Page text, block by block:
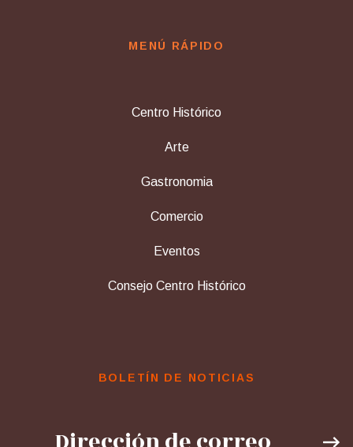
MENÚ RÁPIDO
Centro Histórico
Arte
Gastronomia
Comercio
Eventos
Consejo Centro Histórico
BOLETÍN DE NOTICIAS